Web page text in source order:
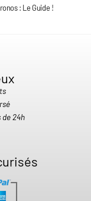
: Le Guide !
24h